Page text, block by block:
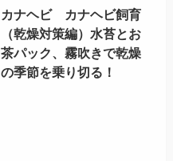
カナヘビ カナヘビ飼育
（乾燥対策編）水苔とお
茶パック、霧吹きで乾燥
の季節を乗り切る！